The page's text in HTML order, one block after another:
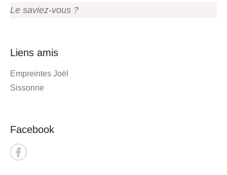
Le saviez-vous ?
Liens amis
Empreintes Joël
Sissonne
Facebook